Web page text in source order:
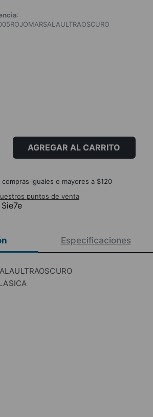
:
AGREGAR AL CARRITO
iguales o mayores a $120
puntos de venta
Especificaciones